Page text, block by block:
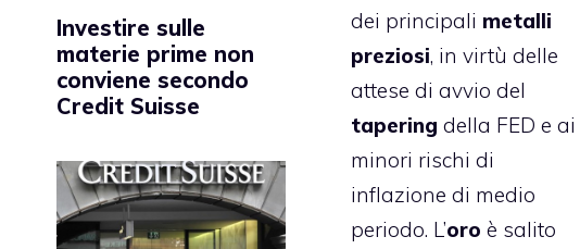
dei principali metalli
preziosi, in virtù delle
attese di avvio del
tapering della FED e ai
minori rischi di
inflazione di medio
periodo. L’oro è salito
Investire sulle
materie prime non
conviene secondo
Credit Suisse